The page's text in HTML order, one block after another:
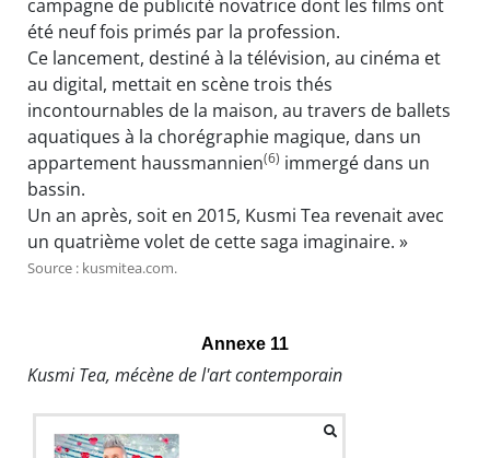
campagne de publicité novatrice dont les films ont
été neuf fois primés par la profession.
Ce lancement, destiné à la télévision, au cinéma et
au digital, mettait en scène trois thés
incontournables de la maison, au travers de ballets
aquatiques à la chorégraphie magique, dans un
appartement haussmannien(6) immergé dans un
bassin.
Un an après, soit en 2015, Kusmi Tea revenait avec
un quatrième volet de cette saga imaginaire. »
Source : kusmitea.com.
Annexe 11
Kusmi Tea, mécène de l'art contemporain